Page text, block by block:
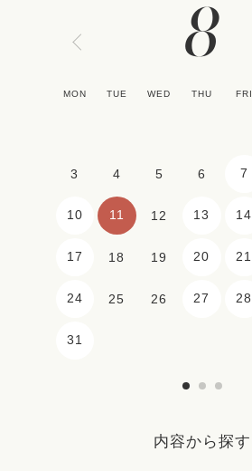
8
MON TUE WED THU FRI
3 4 5 6 7
10 11 12 13 14
17 18 19 20 21
24 25 26 27 28
31
内容から探す